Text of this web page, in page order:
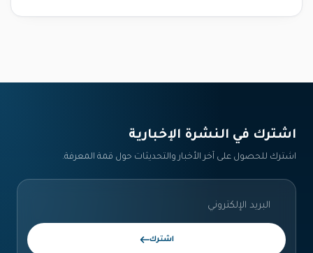
اشترك في النشرة الإخبارية‎
اشترك للحصول على آخر الأخبار والتحديثات حول قمة المعرفة.
اشترك